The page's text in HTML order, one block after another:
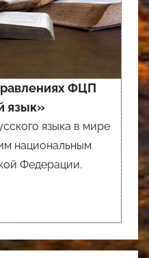
ФЦП
язык»
языка в мире
национальным
Федерации.